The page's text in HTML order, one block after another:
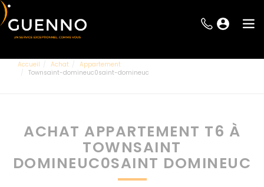
Accueil Achat
Appartement
Townsaint-domineuc0saint-domineuc
ACHAT APPARTEMENT T6 À
TOWNSAINT
DOMINEUC0SAINT DOMINEUC